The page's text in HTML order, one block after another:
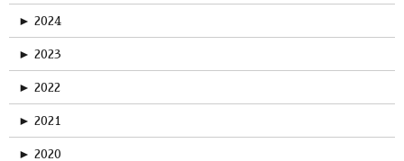
► 2024
► 2023
► 2022
► 2021
► 2020